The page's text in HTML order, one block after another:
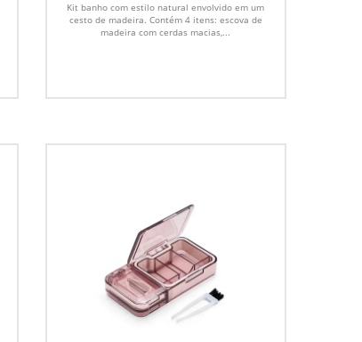
Kit banho com estilo natural envolvido em um
cesto de madeira. Contém 4 itens: escova de
madeira com cerdas macias,...